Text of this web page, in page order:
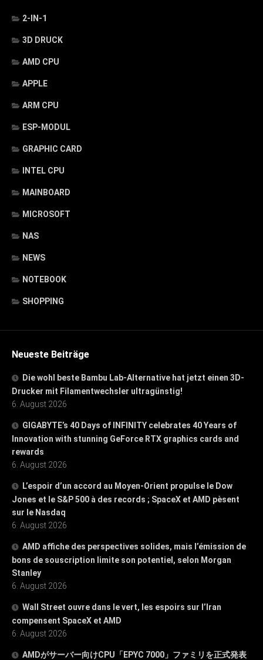
2-IN-1
3D DRUCK
AMD CPU
APPLE
ARM CPU
ESP-MODUL
GRAPHIC CARD
INTEL CPU
MAINBOARD
MICROSOFT
NAS
NEWS
NOTEBOOK
SHOPPING
Neueste Beiträge
Die wohl beste Bambu Lab-Alternative hat jetzt einen 3D-
Drucker mit Filamentwechsler ultragünstig!
6. August 2026
GIGABYTE’s 40 Days of INFINITY celebrates 40 Years of
Innovation with stunning GeForce RTX graphics cards and
rewards
6. August 2026
L’espoir d’un accord au Moyen-Orient propulse le Dow
Jones et le S&P 500 à des records ; SpaceX et AMD pèsent
sur le Nasdaq
6. August 2026
AMD affiche des perspectives solides, mais l’émission de
bons de souscription limite son potentiel, selon Morgan
Stanley
6. August 2026
Wall Street ouvre dans le vert, les espoirs sur l’Iran
compensent SpaceX et AMD
6. August 2026
AMDがサーバー向けCPU「EPYC 7000」ファミリを正式発表